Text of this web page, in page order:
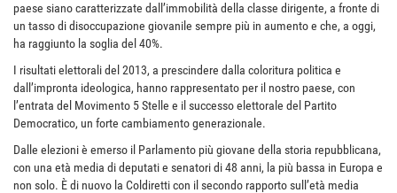
paese siano caratterizzate dall’immobilità della classe dirigente, a fronte di
un tasso di disoccupazione giovanile sempre più in aumento e che, a oggi,
ha raggiunto la soglia del 40%.
I risultati elettorali del 2013, a prescindere dalla coloritura politica e
dall’impronta ideologica, hanno rappresentato per il nostro paese, con
l’entrata del Movimento 5 Stelle e il successo elettorale del Partito
Democratico, un forte cambiamento generazionale.
Dalle elezioni è emerso il Parlamento più giovane della storia repubblicana,
con una età media di deputati e senatori di 48 anni, la più bassa in Europa e
non solo. È di nuovo la Coldiretti con il secondo rapporto sull’età media